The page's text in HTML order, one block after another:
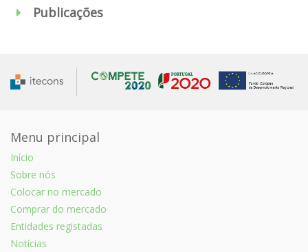
Publicações
Menu principal
Início
Sobre nós
Colocar no mercado
Comprar do mercado
Entidades registadas
Notícias